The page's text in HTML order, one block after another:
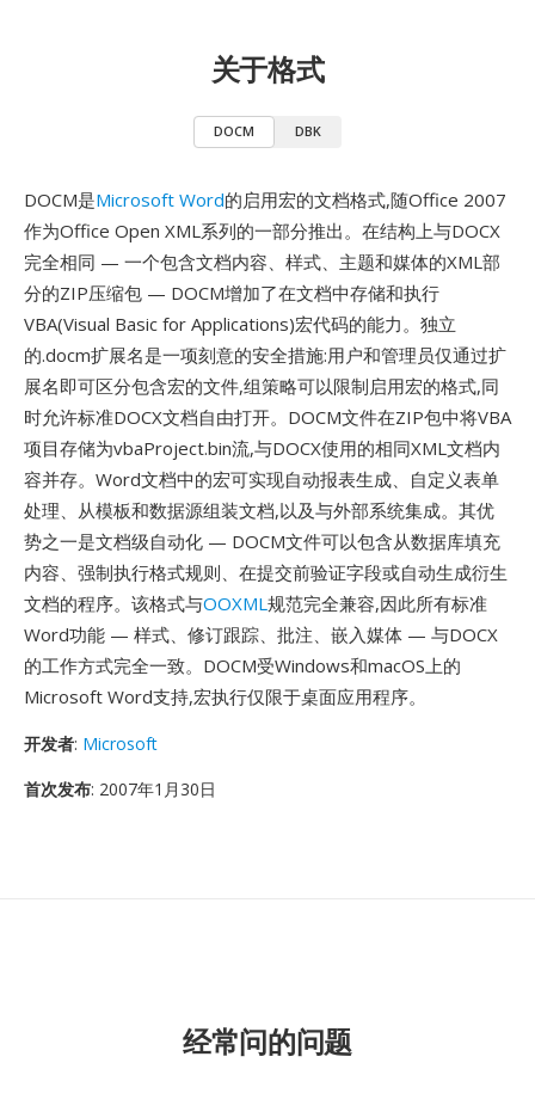
关于格式
DOCM DBK
DOCM是Microsoft Word的启用宏的文档格式,随Office 2007
作为Office Open XML系列的一部分推出。在结构上与DOCX
完全相同 — 一个包含文档内容、样式、主题和媒体的XML部
分的ZIP压缩包 — DOCM增加了在文档中存储和执行
VBA(Visual Basic for Applications)宏代码的能力。独立
的.docm扩展名是一项刻意的安全措施:用户和管理员仅通过扩
展名即可区分包含宏的文件,组策略可以限制启用宏的格式,同
时允许标准DOCX文档自由打开。DOCM文件在ZIP包中将VBA
项目存储为vbaProject.bin流,与DOCX使用的相同XML文档内
容并存。Word文档中的宏可实现自动报表生成、自定义表单
处理、从模板和数据源组装文档,以及与外部系统集成。其优
势之一是文档级自动化 — DOCM文件可以包含从数据库填充
内容、强制执行格式规则、在提交前验证字段或自动生成衍生
文档的程序。该格式与OOXML规范完全兼容,因此所有标准
Word功能 — 样式、修订跟踪、批注、嵌入媒体 — 与DOCX
的工作方式完全一致。DOCM受Windows和macOS上的
Microsoft Word支持,宏执行仅限于桌面应用程序。
开发者: Microsoft
首次发布: 2007年1月30日
经常问的问题